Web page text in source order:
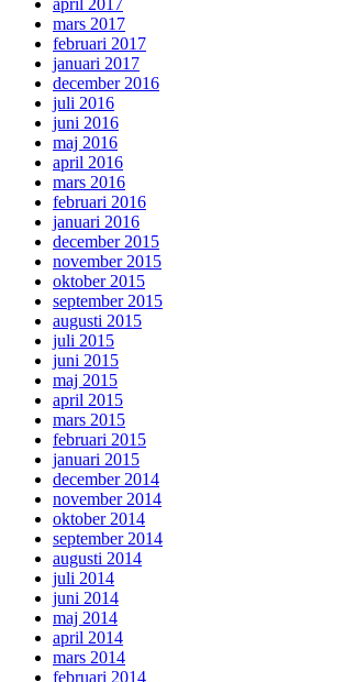
april 2017
mars 2017
februari 2017
januari 2017
december 2016
juli 2016
juni 2016
maj 2016
april 2016
mars 2016
februari 2016
januari 2016
december 2015
november 2015
oktober 2015
september 2015
augusti 2015
juli 2015
juni 2015
maj 2015
april 2015
mars 2015
februari 2015
januari 2015
december 2014
november 2014
oktober 2014
september 2014
augusti 2014
juli 2014
juni 2014
maj 2014
april 2014
mars 2014
februari 2014